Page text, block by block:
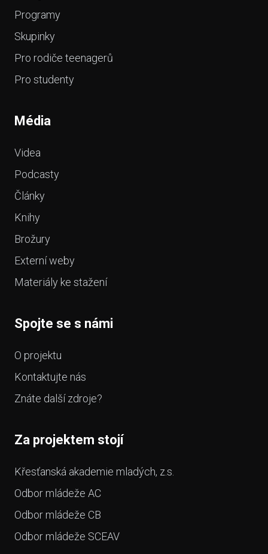
Programy
Skupinky
Pro rodiče teenagerů
Pro studenty
Média
Videa
Podcasty
Články
Knihy
Brožury
Externí weby
Materiály ke stažení
Spojte se s námi
O projektu
Kontaktujte nás
Znáte další zdroje?
Za projektem stojí
Křesťanská akademie mladých, z.s.
Odbor mládeže AC
Odbor mládeže CB
Odbor mládeže SCEAV